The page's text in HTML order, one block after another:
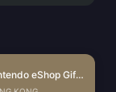
Nintendo eShop Gift Card (HK)